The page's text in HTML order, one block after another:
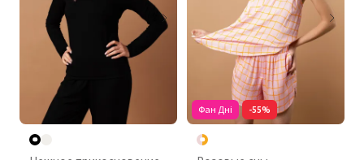
Фан Дні -55%